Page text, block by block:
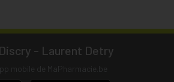
- Laurent Detry